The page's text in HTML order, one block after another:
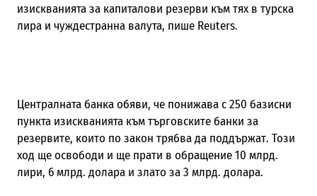
изискванията за капиталови резерви към тях в турска
лира и чуждестранна валута, пише Reuters.
Централната банка обяви, че понижава с 250 базисни
пункта изискванията към търговските банки за
резервите, които по закон трябва да поддържат. Този
ход ще освободи и ще прати в обращение 10 млрд.
лири, 6 млрд. долара и злато за 3 млрд. долара.